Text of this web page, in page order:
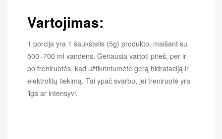
Vartojimas:
1 porcija yra 1 šaukštelis (5g) produkto, maišant su
500–700 ml vandens. Geriausia vartoti prieš, per ir
po treniruotės, kad užtikrintumėte gerą hidrataciją ir
elektrolitų tiekimą. Tai ypač svarbu, jei treniruotė yra
ilga ar intensyvi.